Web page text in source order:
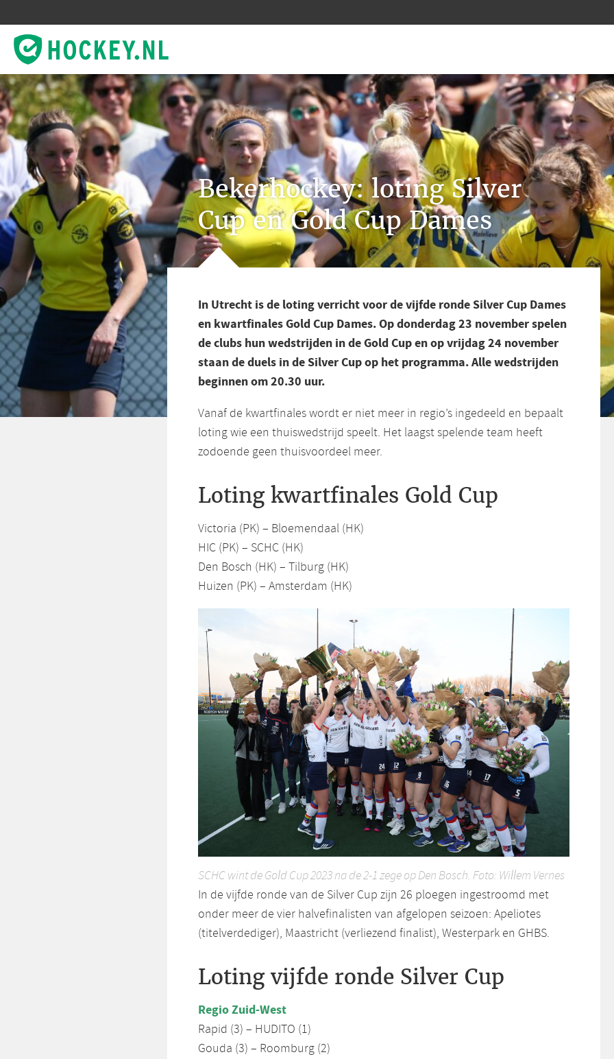
Bekerhockey: loting Silver
Cup en Gold Cup Dames
In Utrecht is de loting verricht voor de vijfde ronde Silver Cup Dames
en kwartfinales Gold Cup Dames. Op donderdag 23 november spelen
de clubs hun wedstrijden in de Gold Cup en op vrijdag 24 november
staan de duels in de Silver Cup op het programma. Alle wedstrijden
beginnen om 20.30 uur.
Vanaf de kwartfinales wordt er niet meer in regio’s ingedeeld en bepaalt
loting wie een thuiswedstrijd speelt. Het laagst spelende team heeft
zodoende geen thuisvoordeel meer.
Loting kwartfinales Gold Cup
Victoria (PK) – Bloemendaal (HK)
HIC (PK) – SCHC (HK)
Den Bosch (HK) – Tilburg (HK)
Huizen (PK) – Amsterdam (HK)
SCHC wint de Gold Cup 2023 na de 2-1 zege op Den Bosch. Foto: Willem Vernes
In de vijfde ronde van de Silver Cup zijn 26 ploegen ingestroomd met
onder meer de vier halvefinalisten van afgelopen seizoen: Apeliotes
(titelverdediger), Maastricht (verliezend finalist), Westerpark en GHBS.
Loting vijfde ronde Silver Cup
Regio Zuid-West
Rapid (3) – HUDITO (1)
Gouda (3) – Roomburg (2)